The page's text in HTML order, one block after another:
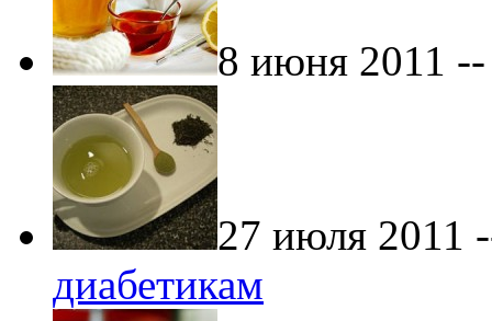
8 июня 2011
27 июля 2011
диабетикам